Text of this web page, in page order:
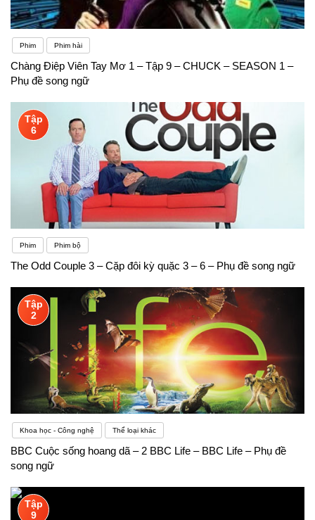
Phim Phim hài
Chàng Điệp Viên Tay Mơ 1 – Tập 9 – CHUCK – SEASON 1 –
Phụ đề song ngữ
Tập
6
Phim Phim bộ
The Odd Couple 3 – Cặp đôi kỳ quặc 3 – 6 – Phụ đề song ngữ
Tập
2
Khoa học - Công nghệ Thể loại khác
BBC Cuộc sống hoang dã – 2 BBC Life – BBC Life – Phụ đề
song ngữ
Tập
9